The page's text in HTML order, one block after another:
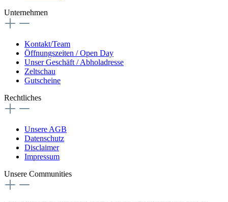
Unternehmen
Kontakt/Team
Öffnungszeiten / Open Day
Unser Geschäft / Abholadresse
Zeltschau
Gutscheine
Rechtliches
Unsere AGB
Datenschutz
Disclaimer
Impressum
Unsere Communities